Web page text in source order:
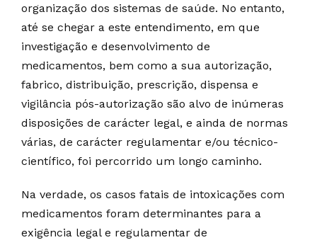
organização dos sistemas de saúde. No entanto,
até se chegar a este entendimento, em que
investigação e desenvolvimento de
medicamentos, bem como a sua autorização,
fabrico, distribuição, prescrição, dispensa e
vigilância pós-autorização são alvo de inúmeras
disposições de carácter legal, e ainda de normas
várias, de carácter regulamentar e/ou técnico-
científico, foi percorrido um longo caminho.
Na verdade, os casos fatais de intoxicações com
medicamentos foram determinantes para a
exigência legal e regulamentar de